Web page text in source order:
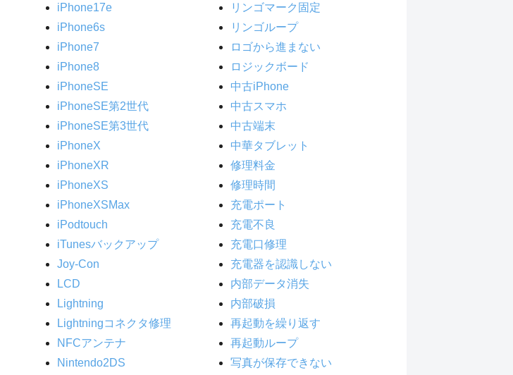
iPhone17e
iPhone6s
iPhone7
iPhone8
iPhoneSE
iPhoneSE第2世代
iPhoneSE第3世代
iPhoneX
iPhoneXR
iPhoneXS
iPhoneXSMax
iPodtouch
iTunesバックアップ
Joy-Con
LCD
Lightning
Lightningコネクタ修理
NFCアンテナ
Nintendo2DS
リンゴマーク固定
リンゴループ
ロゴから進まない
ロジックボード
中古iPhone
中古スマホ
中古端末
中華タブレット
修理料金
修理時間
充電ポート
充電不良
充電口修理
充電器を認識しない
内部データ消失
内部破損
再起動を繰り返す
再起動ループ
写真が保存できない